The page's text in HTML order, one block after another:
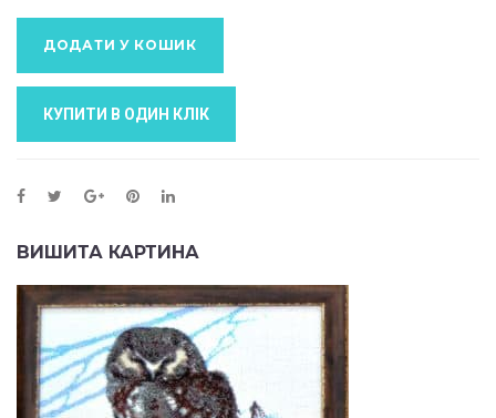
ДОДАТИ У КОШИК
КУПИТИ В ОДИН КЛIК
ВИШИТА КАРТИНА